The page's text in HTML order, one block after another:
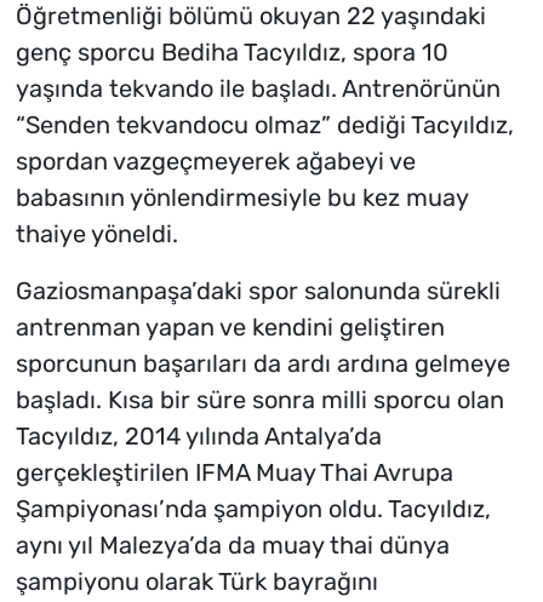
Öğretmenliği bölümü okuyan 22 yaşındaki
genç sporcu Bediha Tacyıldız, spora 10
yaşında tekvando ile başladı. Antrenörünün
“Senden tekvandocu olmaz” dediği Tacyıldız,
spordan vazgeçmeyerek ağabeyi ve
babasının yönlendirmesiyle bu kez muay
thaiye yöneldi.
Gaziosmanpaşa’daki spor salonunda sürekli
antrenman yapan ve kendini geliştiren
sporcunun başarıları da ardı ardına gelmeye
başladı. Kısa bir süre sonra milli sporcu olan
Tacyıldız, 2014 yılında Antalya’da
gerçekleştirilen IFMA Muay Thai Avrupa
Şampiyonası’nda şampiyon oldu. Tacyıldız,
aynı yıl Malezya’da da muay thai dünya
şampiyonu olarak Türk bayrağını